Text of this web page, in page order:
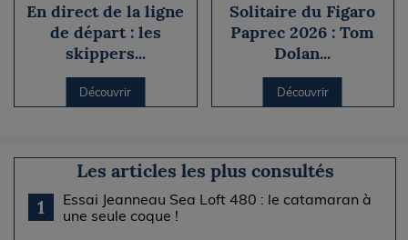
En direct de la ligne
de départ : les
skippers...
Découvrir
Solitaire du Figaro
Paprec 2026 : Tom
Dolan...
Découvrir
Les articles les plus consultés
1
Essai Jeanneau Sea Loft 480 : le catamaran à
une seule coque !